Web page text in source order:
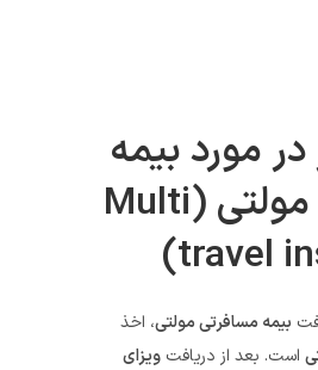
مورد بیمه‌
(
Multi
travel
)
مسافرتی مولتی، اخذ
بعد از دریافتویزای